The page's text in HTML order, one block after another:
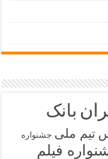
بانک
تیم ملی جشنواره
فیلم